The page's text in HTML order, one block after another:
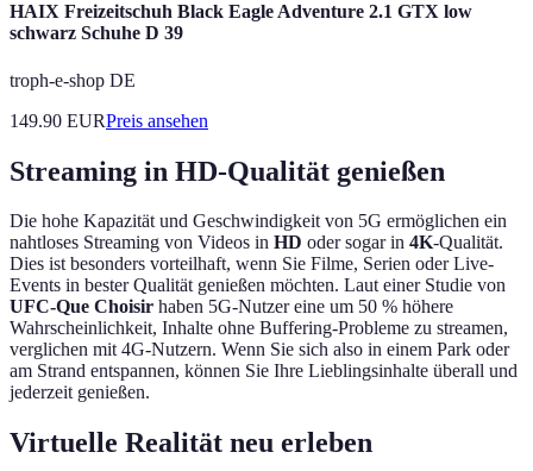
HAIX Freizeitschuh Black Eagle Adventure 2.1 GTX low
schwarz Schuhe D 39
troph-e-shop DE
149.90 EURPreis ansehen
Streaming in HD-Qualität genießen
Die hohe Kapazität und Geschwindigkeit von 5G ermöglichen ein
nahtloses Streaming von Videos in HD oder sogar in 4K-Qualität.
Dies ist besonders vorteilhaft, wenn Sie Filme, Serien oder Live-
Events in bester Qualität genießen möchten. Laut einer Studie von
UFC-Que Choisir haben 5G-Nutzer eine um 50 % höhere
Wahrscheinlichkeit, Inhalte ohne Buffering-Probleme zu streamen,
verglichen mit 4G-Nutzern. Wenn Sie sich also in einem Park oder
am Strand entspannen, können Sie Ihre Lieblingsinhalte überall und
jederzeit genießen.
Virtuelle Realität neu erleben